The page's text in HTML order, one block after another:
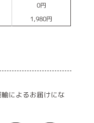
0円
1,980円
によるお届けにな